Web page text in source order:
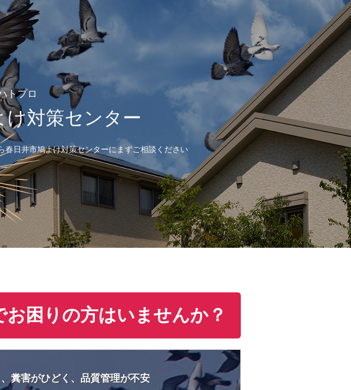
トプロ
け対策センター
春日井市鳩よけ対策センターにまずご相談ください
困りの方はいませんか？
糞害がひどく、品質管理が不安